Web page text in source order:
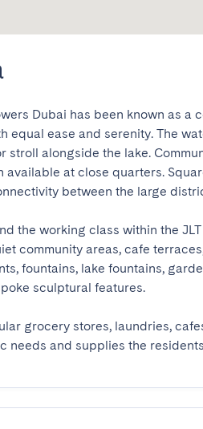
Dubai has been known as a
equal ease and serenity. The
stroll alongside the lake.
available at close quarters.
between the large
the working class within the
community areas, cafe
fountains, lake fountains,
sculptural features.
grocery stores, laundries,
needs and supplies the